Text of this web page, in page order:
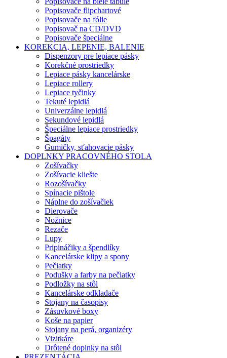
Popisovače flipchartové
Popisovače na fólie
Popisovač na CD/DVD
Popisovače špeciálne
KOREKCIA, LEPENIE, BALENIE
Dispenzory pre lepiace pásky
Korekčné prostriedky
Lepiace pásky kancelárske
Lepiace rollery
Lepiace tyčinky
Tekuté lepidlá
Univerzálne lepidlá
Sekundové lepidlá
Špeciálne lepiace prostriedky
Špagáty
Gumičky, sťahovacie pásky
DOPLNKY PRACOVNÉHO STOLA
Zošívačky
Zošívacie kliešte
Rozošívačky
Spínacie pištole
Náplne do zošívačiek
Dierovače
Nožnice
Rezače
Lupy
Pripináčiky a špendlíky
Kancelárske klipy a spony
Pečiatky
Podušky a farby na pečiatky
Podložky na stôl
Kancelárske odkladače
Stojany na časopisy
Zásuvkové boxy
Koše na papier
Stojany na perá, organizéry
Vizitkáre
Drôtené doplnky na stôl